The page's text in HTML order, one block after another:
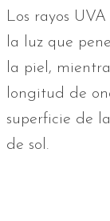
Los rayos
la luz que
la piel,
longitud de
superficie de
de sol.